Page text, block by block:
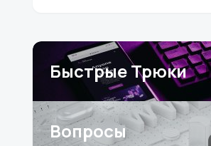
Быстрые Трюки
Вопросы